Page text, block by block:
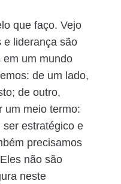
que faço. Vejo
e liderança são
em um mundo
de um lado,
de outro,
um meio termo:
estratégico e
precisamos
não são
neste